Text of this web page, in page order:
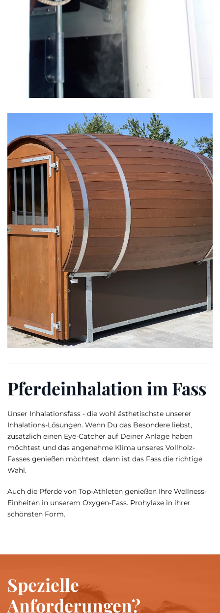
Pferdeinhalation im Fass
Unser Inhalationsfass - die wohl ästhetischste unserer
Inhalations-Lösungen. Wenn Du das Besondere liebst,
zusätzlich einen Eye-Catcher auf Deiner Anlage haben
möchtest und das angenehme Klima unseres Vollholz-
Fasses genießen möchtest, dann ist das Fass die richtige
Wahl.
Auch die Pferde von Top-Athleten genießen Ihre Wellness-
Einheiten in unserem Oxygen-Fass. Prohylaxe in ihrer
schönsten Form.
Spezielle
Anforderungen?